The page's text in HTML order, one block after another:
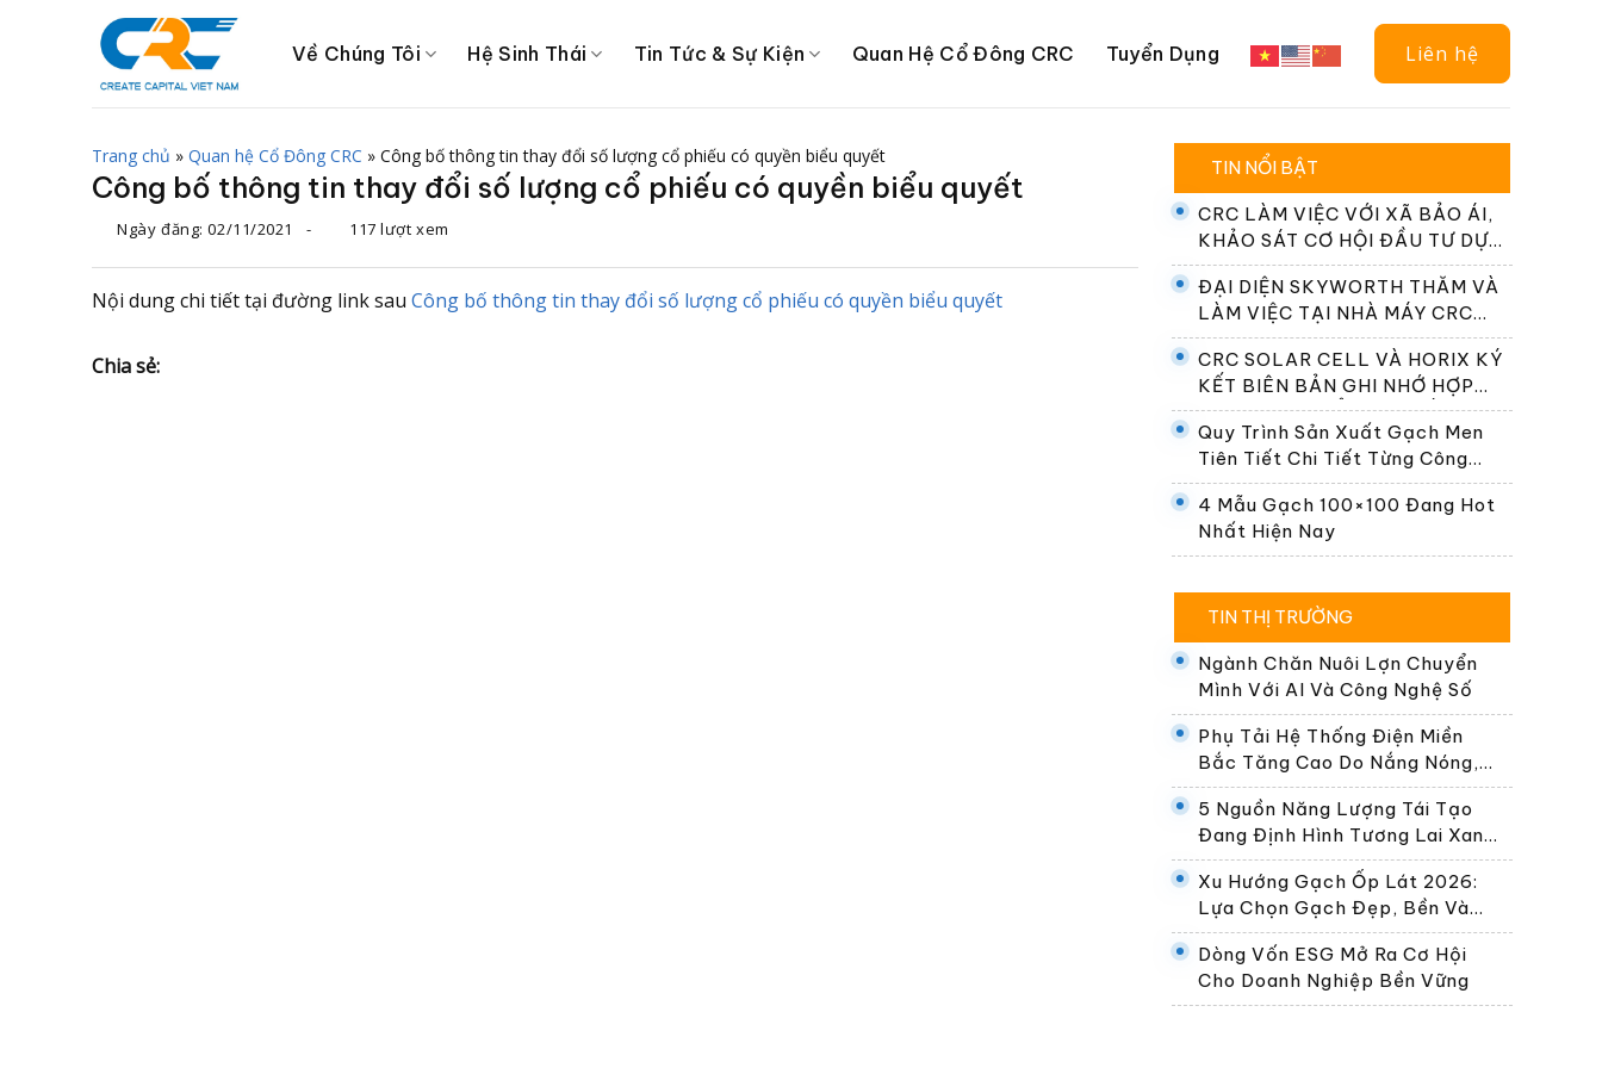
Về Chúng Tôi Hệ Sinh Thái Tin Tức & Sự Kiện Quan Hệ Cổ Đông CRC Tuyển Dụng Liên hệ
Trang chủ » Quan hệ Cổ Đông CRC » Công bố thông tin thay đổi số lượng cổ phiếu có quyền biểu quyết
Công bố thông tin thay đổi số lượng cổ phiếu có quyền biểu quyết
Ngày đăng:02/11/2021 - 117 lượt xem
Nội dung chi tiết tại đường link sau Công bố thông tin thay đổi số lượng cổ phiếu có quyền biểu quyết
Chia sẻ:
TIN NỔI BẬT
CRC LÀM VIỆC VỚI XÃ BẢO ÁI,
KHẢO SÁT CƠ HỘI ĐẦU TƯ DỰ
ÁN ĐIỆN NĂNG LƯỢNG MẶT
TRỜI
ĐẠI DIỆN SKYWORTH THĂM VÀ
LÀM VIỆC TẠI NHÀ MÁY CRC
SOLAR CELL
CRC SOLAR CELL VÀ HORIX KÝ
KẾT BIÊN BẢN GHI NHỚ HỢP
TÁC PHÁT TRIỂN HỆ THỐNG
ĐỔI PIN TẠI VIỆT NAM
Quy Trình Sản Xuất Gạch Men
Tiên Tiết Chi Tiết Từng Công
Đoạn
4 Mẫu Gạch 100×100 Đang Hot
Nhất Hiện Nay
TIN THỊ TRƯỜNG
Ngành Chăn Nuôi Lợn Chuyển
Mình Với AI Và Công Nghệ Số
Phụ Tải Hệ Thống Điện Miền
Bắc Tăng Cao Do Nắng Nóng,
Dự Kiến Gần 30.000 MW Ngày
24/6
5 Nguồn Năng Lượng Tái Tạo
Đang Định Hình Tương Lai Xanh
Của Thế Giới
Xu Hướng Gạch Ốp Lát 2026:
Lựa Chọn Gạch Đẹp, Bền Và
Phù Hợp Không Gian Sống Hiện
Đại
Dòng Vốn ESG Mở Ra Cơ Hội
Cho Doanh Nghiệp Bền Vững